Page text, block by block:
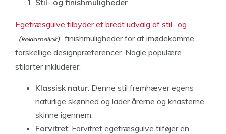
Stil- og finishmuligheder
Egetræsgulve tilbyder et bredt udvalg af stil- og
finishmuligheder for at imødekomme
forskellige designpræferencer. Nogle populære
stilarter inkluderer:
Klassisk natur: Denne stil fremhæver egens
naturlige skønhed og lader årerne og knasterne
skinne igennem.
Forvitret: Forvitret egetræsgulve tilføjer en